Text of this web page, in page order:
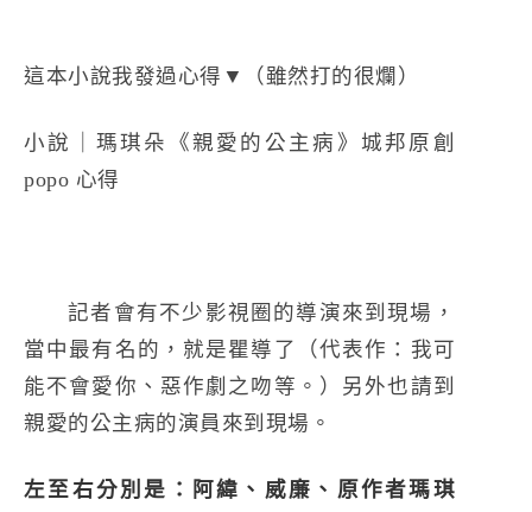
這本小說我發過心得▼（雖然打的很爛）
小說｜瑪琪朵《親愛的公主病》城邦原創
popo 心得
記者會有不少影視圈的導演來到現場，
當中最有名的，就是瞿導了（代表作：我可
能不會愛你、惡作劇之吻等。）另外也請到
親愛的公主病的演員來到現場。
左至右分別是：阿緯、威廉、原作者瑪琪